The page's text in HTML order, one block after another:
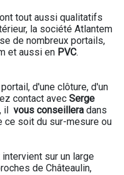
tout aussi qualitatifs
la société Atlantem
de nombreux portails,
et aussi en PVC.
d'une clôture, d'un
contact avec Serge
il vous conseillera dans
ce soit du sur-mesure ou
sur un large
de Châteaulin,